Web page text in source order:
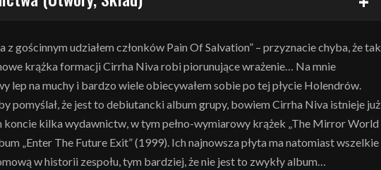
gościnnym udziałem członków Pain Of Salvation” – przyznacie chyba, że tak
krążka formacji Cirrha Niva robi piorunujące wrażenie… Na mnie
lep na muchy i bardzo wiele obiecywałem sobie po tej płycie Holendrów.
pomyślał, że jest to debiutancki album grupy, bowiem Cirrha Niva istnieje już
koncie kilka wydawnictw, w tym pełno-wymiarowy krążek „The Mirror World
„Enter The Future Exit” (1999). Ich najnowsza płyta ma natomiast wszelkie
w historii zespołu, tym bardziej, że nie jest to zwykły album…